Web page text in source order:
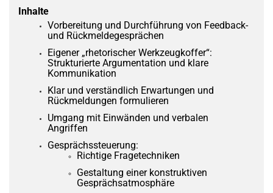
Inhalte
Vorbereitung und Durchführung von Feedback-
und Rückmeldegesprächen
Eigener „rhetorischer Werkzeugkoffer“:
Strukturierte Argumentation und klare
Kommunikation
Klar und verständlich Erwartungen und
Rückmeldungen formulieren
Umgang mit Einwänden und verbalen
Angriffen
Gesprächssteuerung:
Richtige Fragetechniken
Gestaltung einer konstruktiven
Gesprächsatmosphäre